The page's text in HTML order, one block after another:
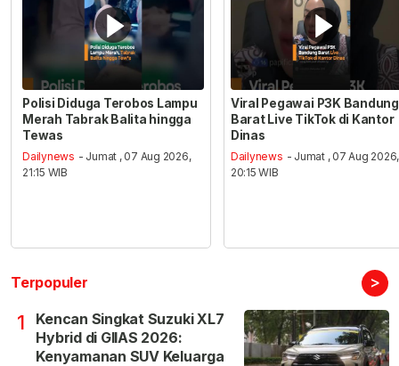
Polisi Diduga Terobos Lampu
Merah Tabrak Balita hingga
Tewas
Dailynews - Jumat , 07 Aug 2026,
21:15 WIB
Viral Pegawai P3K Bandung
Barat Live TikTok di Kantor
Dinas
Dailynews - Jumat , 07 Aug 2026,
20:15 WIB
Terpopuler >
1
Kencan Singkat Suzuki XL7
Hybrid di GIIAS 2026:
Kenyamanan SUV Keluarga